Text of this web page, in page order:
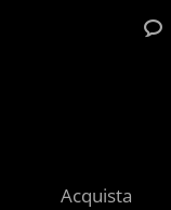
Acquista